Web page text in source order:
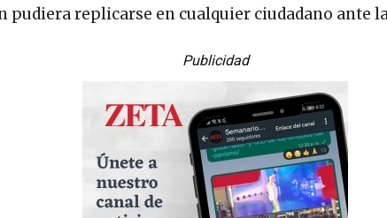
pudiera replicarse en cualquier ciudadano ante la
Publicidad